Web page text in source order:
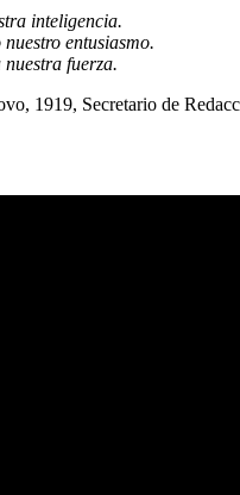
inteligencia.
entusiasmo.
fuerza.
1919, Secretario de